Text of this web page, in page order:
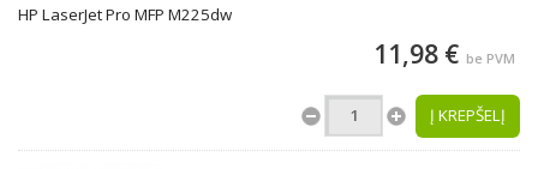
HP LaserJet Pro MFP M225dw
11,98 € be PVM
Į KREPŠELĮ